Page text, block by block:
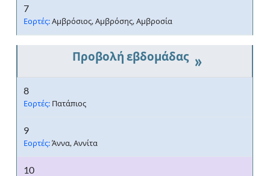
7
Εορτές:Αμβρόσιος, Αμβρόσης, Αμβροσία
»
8
Εορτές: Πατάπιος
9
Εορτές:Άννα, Αννίτα
10